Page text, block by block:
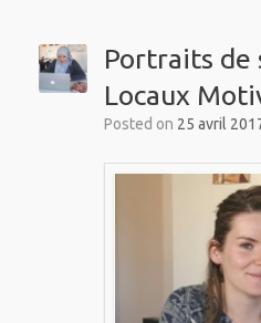
Portraits de
Locaux
Posted on 25 avril